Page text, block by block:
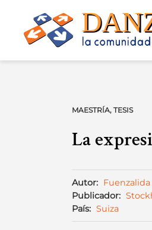
content
MAESTRÍA, TESIS
La
Autor:
Publicador:
País: Suiza